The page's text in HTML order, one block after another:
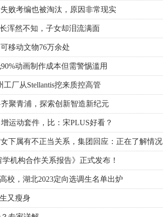
败考编也被淘汰，原因非常现实
浑然不知，子女却泪流满面
移动文物76万余处
动画制作成本但需警惕滥用
厂从Stellantis挖来质控高管
聚青浦，探索创新智造新纪元
运动套件，比：宋PLUS好看？
下属有不正当关系，集团回应：正在了解情况
学机构合作关系报告》正式发布！
校，湖北2023定向选调生名单出炉
又瘦身